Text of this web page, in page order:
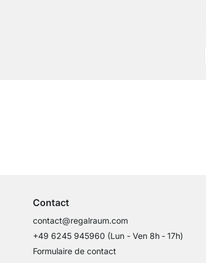
Contact
contact@regalraum.com
+49 6245 945960 (Lun - Ven 8h ‑ 17h)
Formulaire de contact